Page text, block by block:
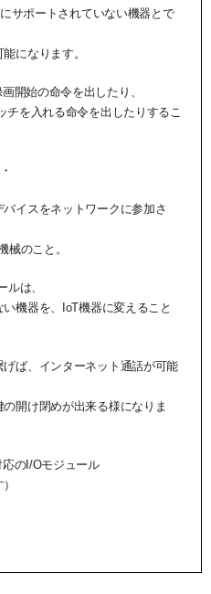
サポートされていない機器とで
になります。
開始の命令を出したり、
を入れる命令を出したりするこ
イスをネットワークに参加さ
械のこと。
は、
機器を、IoT機器に変えること
ば、インターネット通話が可能
開け閉めが出来る様になりま
のI/Oモジュール